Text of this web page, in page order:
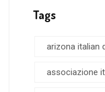
Tags
arizona italian
associazione